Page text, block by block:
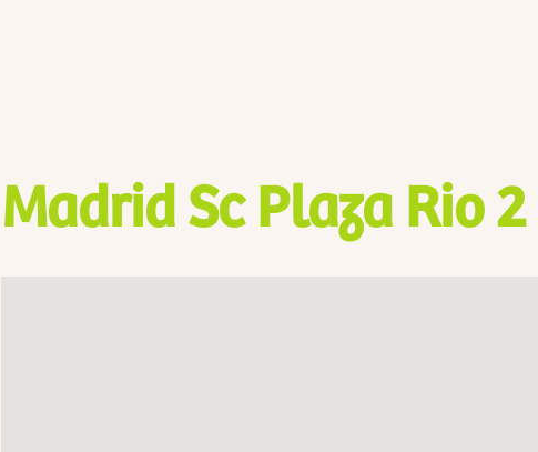
Madrid Sc Plaza Rio 2